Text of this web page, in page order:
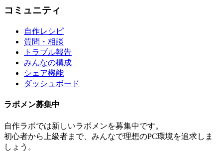
コミュニティ
自作レシピ
質問・相談
トラブル報告
みんなの構成
シェア機能
ダッシュボード
ラボメン募集中
自作ラボでは新しいラボメンを募集中です。
初心者から上級者まで、みんなで理想のPC環境を追求しま
しょう。